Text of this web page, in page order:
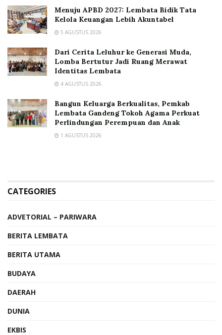
Menuju APBD 2027: Lembata Bidik Tata
Kelola Keuangan Lebih Akuntabel
5 AGUSTUS 2026
Dari Cerita Leluhur ke Generasi Muda,
Lomba Bertutur Jadi Ruang Merawat
Identitas Lembata
4 AGUSTUS 2026
Bangun Keluarga Berkualitas, Pemkab
Lembata Gandeng Tokoh Agama Perkuat
Perlindungan Perempuan dan Anak
1 AGUSTUS 2026
CATEGORIES
ADVETORIAL – PARIWARA
BERITA LEMBATA
BERITA UTAMA
BUDAYA
DAERAH
DUNIA
EKBIS